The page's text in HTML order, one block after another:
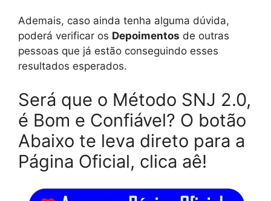
Ademais, caso ainda tenha alguma dúvida,
poderá verificar os Depoimentos de outras
pessoas que já estão conseguindo esses
resultados esperados.
Será que o Método SNJ 2.0,
é Bom e Confiável? O botão
Abaixo te leva direto para a
Página Oficial, clica aê!